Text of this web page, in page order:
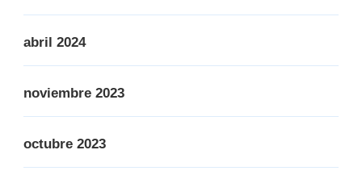
abril 2024
noviembre 2023
octubre 2023